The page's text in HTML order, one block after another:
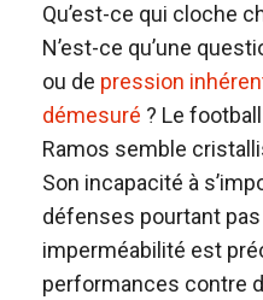
Qu’est-ce qui cloche
N’est-ce qu’une
ou de pression
démesuré ? Le
Ramos semble
Son incapacité à
défenses pourtant
imperméabilité est
performances contre